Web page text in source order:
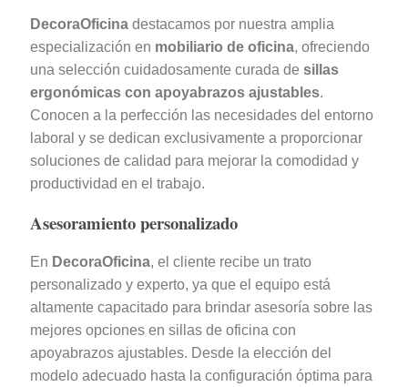
DecoraOficina destacamos por nuestra amplia
especialización en mobiliario de oficina, ofreciendo
una selección cuidadosamente curada de sillas
ergonómicas con apoyabrazos ajustables.
Conocen a la perfección las necesidades del entorno
laboral y se dedican exclusivamente a proporcionar
soluciones de calidad para mejorar la comodidad y
productividad en el trabajo.
Asesoramiento personalizado
En DecoraOficina, el cliente recibe un trato
personalizado y experto, ya que el equipo está
altamente capacitado para brindar asesoría sobre las
mejores opciones en sillas de oficina con
apoyabrazos ajustables. Desde la elección del
modelo adecuado hasta la configuración óptima para